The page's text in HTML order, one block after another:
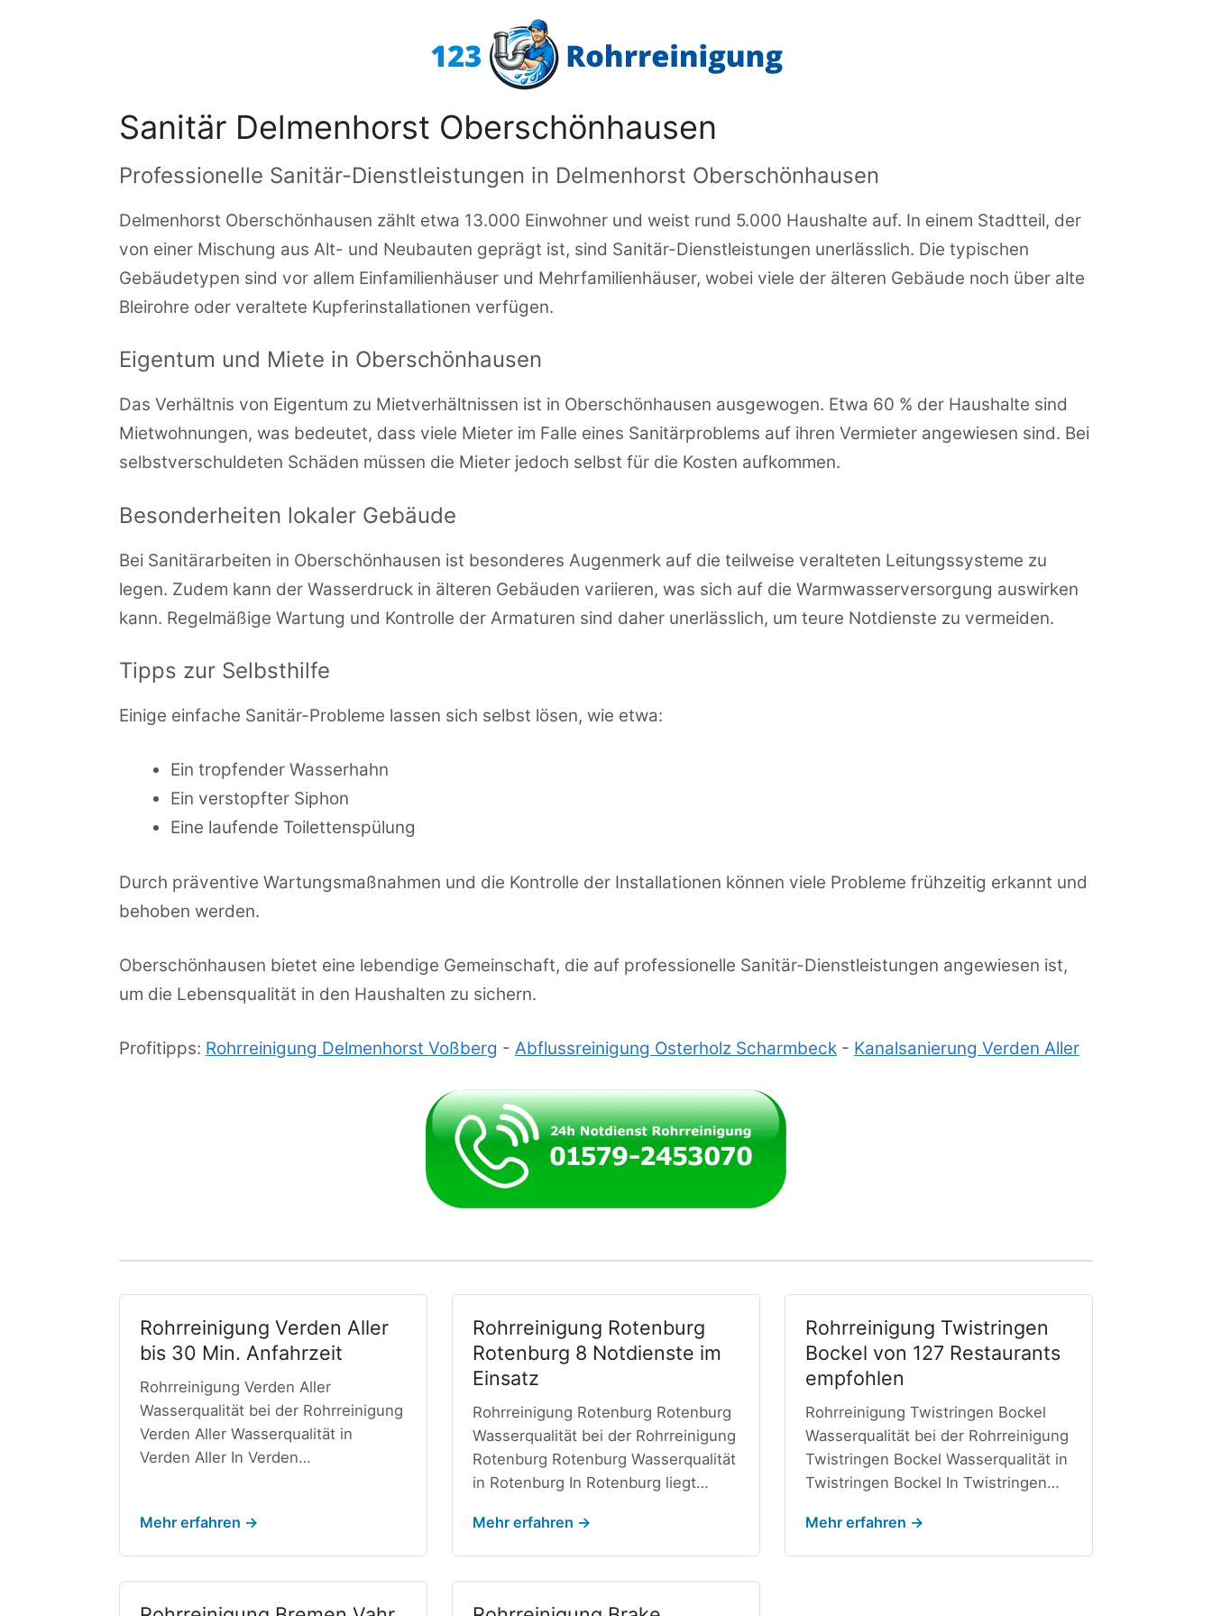
Sanitär Delmenhorst Oberschönhausen
Professionelle Sanitär-Dienstleistungen in Delmenhorst Oberschönhausen
Delmenhorst Oberschönhausen zählt etwa 13.000 Einwohner und weist rund 5.000 Haushalte auf. In einem Stadtteil, der
von einer Mischung aus Alt- und Neubauten geprägt ist, sind Sanitär-Dienstleistungen unerlässlich. Die typischen
Gebäudetypen sind vor allem Einfamilienhäuser und Mehrfamilienhäuser, wobei viele der älteren Gebäude noch über alte
Bleirohre oder veraltete Kupferinstallationen verfügen.
Eigentum und Miete in Oberschönhausen
Das Verhältnis von Eigentum zu Mietverhältnissen ist in Oberschönhausen ausgewogen. Etwa 60 % der Haushalte sind
Mietwohnungen, was bedeutet, dass viele Mieter im Falle eines Sanitärproblems auf ihren Vermieter angewiesen sind. Bei
selbstverschuldeten Schäden müssen die Mieter jedoch selbst für die Kosten aufkommen.
Besonderheiten lokaler Gebäude
Bei Sanitärarbeiten in Oberschönhausen ist besonderes Augenmerk auf die teilweise veralteten Leitungssysteme zu
legen. Zudem kann der Wasserdruck in älteren Gebäuden variieren, was sich auf die Warmwasserversorgung auswirken
kann. Regelmäßige Wartung und Kontrolle der Armaturen sind daher unerlässlich, um teure Notdienste zu vermeiden.
Tipps zur Selbsthilfe
Einige einfache Sanitär-Probleme lassen sich selbst lösen, wie etwa:
Ein tropfender Wasserhahn
Ein verstopfter Siphon
Eine laufende Toilettenspülung
Durch präventive Wartungsmaßnahmen und die Kontrolle der Installationen können viele Probleme frühzeitig erkannt und
behoben werden.
Oberschönhausen bietet eine lebendige Gemeinschaft, die auf professionelle Sanitär-Dienstleistungen angewiesen ist,
um die Lebensqualität in den Haushalten zu sichern.
Profitipps: Rohrreinigung Delmenhorst Voßberg - Abflussreinigung Osterholz Scharmbeck - Kanalsanierung Verden Aller
Rohrreinigung Verden Aller
bis 30 Min. Anfahrzeit
Rohrreinigung Verden Aller
Wasserqualität bei der Rohrreinigung
Verden Aller Wasserqualität in
Verden Aller In Verden…
Mehr erfahren →
Rohrreinigung Rotenburg
Rotenburg 8 Notdienste im
Einsatz
Rohrreinigung Rotenburg Rotenburg
Wasserqualität bei der Rohrreinigung
Rotenburg Rotenburg Wasserqualität
in Rotenburg In Rotenburg liegt…
Mehr erfahren →
Rohrreinigung Twistringen
Bockel von 127 Restaurants
empfohlen
Rohrreinigung Twistringen Bockel
Wasserqualität bei der Rohrreinigung
Twistringen Bockel Wasserqualität in
Twistringen Bockel In Twistringen…
Mehr erfahren →